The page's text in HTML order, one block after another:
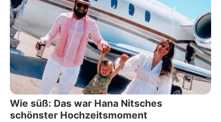
Wie süß: Das war Hana Nitsches
schönster Hochzeitsmoment